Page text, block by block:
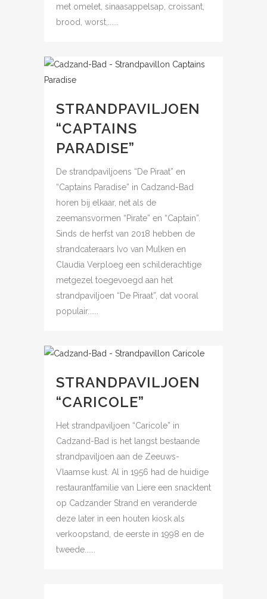
met omelet, sinaasappelsap, croissant,
brood, worst,......
STRANDPAVILJOEN
“CAPTAINS
PARADISE”
De strandpaviljoens “De Piraat” en
“Captains Paradise” in Cadzand-Bad
horen bij elkaar, net als de
zeemansvormen “Pirate” en “Captain”.
Sinds de herfst van 2018 hebben de
strandcateraars Ivo van Mulken en
Claudia Verploeg een schilderachtige
metgezel toegevoegd aan het
strandpaviljoen “De Piraat”, dat vooral
populair......
STRANDPAVILJOEN
“CARICOLE”
Het strandpaviljoen “Caricole” in
Cadzand-Bad is het langst bestaande
strandpaviljoen aan de Zeeuws-
Vlaamse kust. Al in 1956 had de huidige
restaurantfamilie van Liere een snacktent
op Cadzander Strand en veranderde
deze later in een houten kiosk als
verkoopstand, de eerste in 1998 en de
tweede......